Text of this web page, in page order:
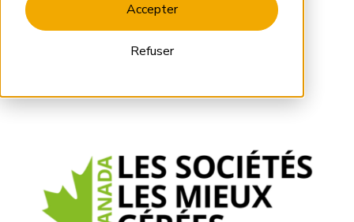
Accepter
Refuser